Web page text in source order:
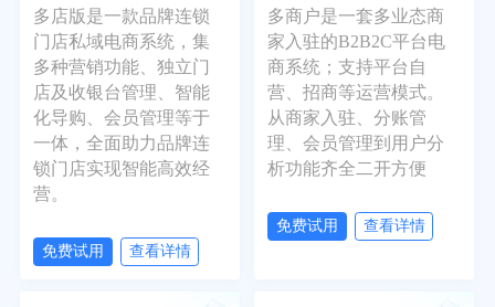
多店版是一款品牌连锁
门店私域电商系统，集
多种营销功能、独立门
店及收银台管理、智能
化导购、会员管理等于
一体，全面助力品牌连
锁门店实现智能高效经
营。
免费试用 查看详情
多商户是一套多业态商
家入驻的B2B2C平台电
商系统；支持平台自
营、招商等运营模式。
从商家入驻、分账管
理、会员管理到用户分
析功能齐全二开方便
免费试用 查看详情